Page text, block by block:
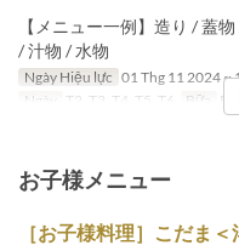
【メニュー一例】造り / 蓋
/ 汁物 / 水物
Ngày Hiệu lực 01 Thg 11 2024 ~
Ngày
T2, T3, T4, T5, T6 Bữa
お子様メニュー
［お子様料理］こだま＜